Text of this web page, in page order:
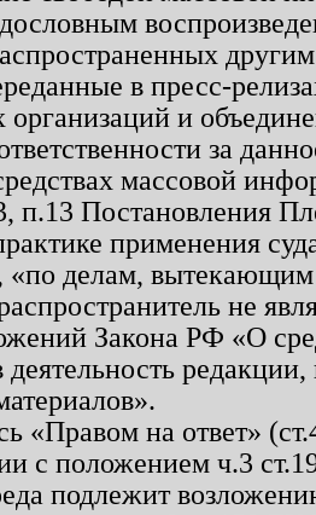
в пресс-
и
за
массовой
п.13 Постановления
применения
делам, вытекающим
не
Закона РФ «О
«Правом на ответ»
с положением ч.3
подлежит